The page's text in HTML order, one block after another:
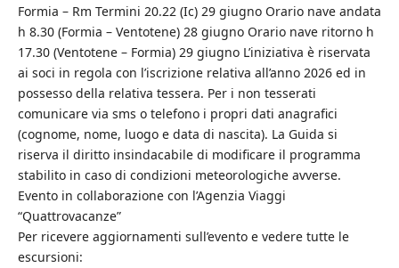
Formia – Rm Termini 20.22 (Ic) 29 giugno Orario nave andata
h 8.30 (Formia – Ventotene) 28 giugno Orario nave ritorno h
17.30 (Ventotene – Formia) 29 giugno L’iniziativa è riservata
ai soci in regola con l’iscrizione relativa all’anno 2026 ed in
possesso della relativa tessera. Per i non tesserati
comunicare via sms o telefono i propri dati anagrafici
(cognome, nome, luogo e data di nascita). La Guida si
riserva il diritto insindacabile di modificare il programma
stabilito in caso di condizioni meteorologiche avverse.
Evento in collaborazione con l’Agenzia Viaggi
“Quattrovacanze”
Per ricevere aggiornamenti sull’evento e vedere tutte le
escursioni: